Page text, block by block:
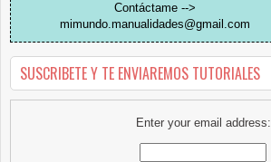
Contáctame -->
mimundo.manualidades@gmail.com
SUSCRIBETE Y TE ENVIAREMOS TUTORIALES
Enter your email address: